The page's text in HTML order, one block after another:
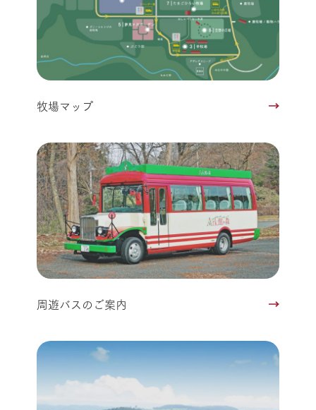
牧場マップ
周遊バスのご案内